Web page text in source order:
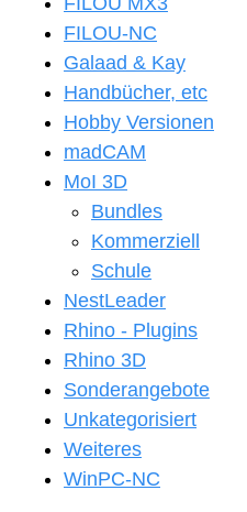
FILOU-NC
Galaad & Kay
Handbücher, etc
Hobby Versionen
madCAM
MoI 3D
Bundles
Kommerziell
Schule
NestLeader
Rhino - Plugins
Rhino 3D
Sonderangebote
Unkategorisiert
Weiteres
WinPC-NC